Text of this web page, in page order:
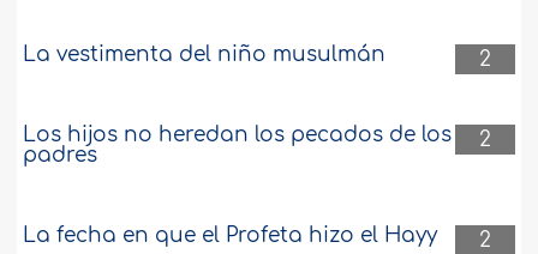
2
La vestimenta del niño musulmán
2
Los hijos no heredan los pecados de los
padres
2
La fecha en que el Profeta hizo el Hayy